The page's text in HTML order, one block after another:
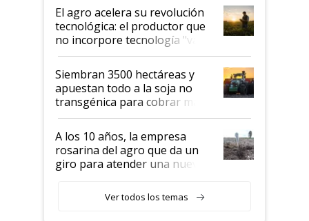
El agro acelera su revolución
tecnológica: el productor que
no incorpore tecnología "va a
perder el tren"
Siembran 3500 hectáreas y
apuestan todo a la soja no
transgénica para cobrar más
por tonelada: compraron un
semillero
A los 10 años, la empresa
rosarina del agro que da un
giro para atender una nueva
Ver todos los temas